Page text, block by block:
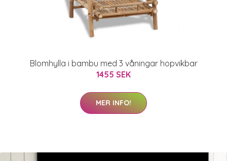
Blomhylla i bambu med 3 våningar hopvikbar
1455 SEK
MER INFO!